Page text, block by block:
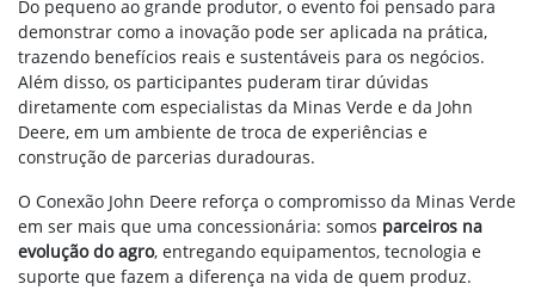
Do pequeno ao grande produtor, o evento foi pensado para
demonstrar como a inovação pode ser aplicada na prática,
trazendo benefícios reais e sustentáveis para os negócios.
Além disso, os participantes puderam tirar dúvidas
diretamente com especialistas da Minas Verde e da John
Deere, em um ambiente de troca de experiências e
construção de parcerias duradouras.
O Conexão John Deere reforça o compromisso da Minas Verde
em ser mais que uma concessionária: somos parceiros na
evolução do agro, entregando equipamentos, tecnologia e
suporte que fazem a diferença na vida de quem produz.